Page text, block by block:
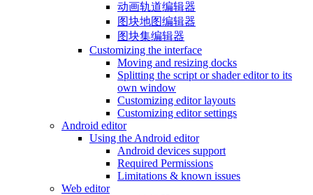
动画轨道编辑器
图块地图编辑器
图块集编辑器
Customizing the interface
Moving and resizing docks
Splitting the script or shader editor to its
own window
Customizing editor layouts
Customizing editor settings
Android editor
Using the Android editor
Android devices support
Required Permissions
Limitations & known issues
Web editor